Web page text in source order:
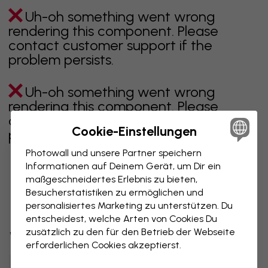
Uh-oh something went wrong
rendering this component. Please
contact customer support if the
problem persists.
Uh-oh something went wrong
rendering this component. Please
contact customer support if the
problem persists.
Zeigt Seite 1 von 1 Seiten
Weitere Kategorien entdecken
3 kostenlose Muster
Hol dir 3 Tapetenmuster gratis nach Hause.
Email
Cookie-Einstellungen
Photowall und unsere Partner speichern
Informationen auf Deinem Gerät, um Dir ein
maßgeschneidertes Erlebnis zu bieten,
Besucherstatistiken zu ermöglichen und
personalisiertes Marketing zu unterstützen. Du
entscheidest, welche Arten von Cookies Du
zusätzlich zu den für den Betrieb der Webseite
erforderlichen Cookies akzeptierst.